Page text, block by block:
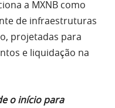
a MXNB como
de infraestruturas
projetadas para
e liquidação na
o início para